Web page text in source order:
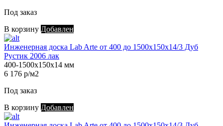
Под заказ
В корзину Добавлен
Инженерная доска Lab Arte от 400 до 1500х150х14/3 Дуб
Рустик 2006 лак
400-1500х150х14 мм
6 176 р/м2
Под заказ
В корзину Добавлен